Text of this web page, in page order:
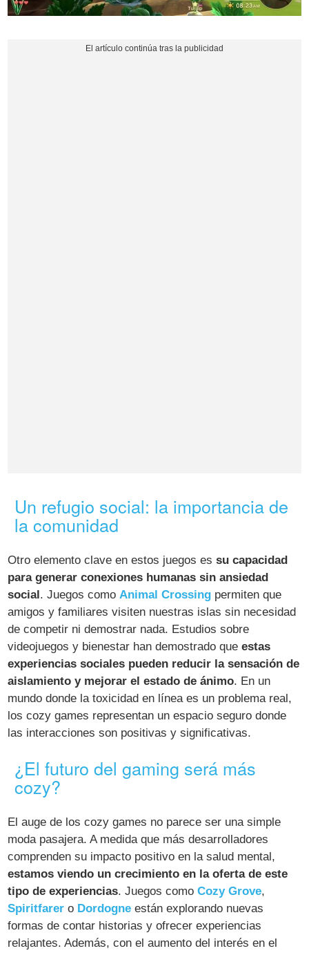
Un refugio social: la importancia de
la comunidad
Otro elemento clave en estos juegos essu capacidad
para generar conexiones humanas sin ansiedad
social. Juegos comoAnimal Crossing permiten que
amigos y familiares visiten nuestras islas sin necesidad
de competir ni demostrar nada. Estudios sobre
videojuegos y bienestar han demostrado que estas
experiencias sociales pueden reducir la sensación de
aislamiento y mejorar el estado de ánimo. En un
mundo donde la toxicidad en línea es un problema real,
los cozy games representan un espacio seguro donde
las interacciones son positivas y significativas.
¿El futuro del gaming será más
cozy?
El auge de los cozy games no parece ser una simple
moda pasajera. A medida que más desarrolladores
comprenden su impacto positivo en la salud mental,
estamos viendo un crecimiento en la oferta de este
tipo de experiencias. Juegos comoCozy Grove,
Spiritfarer o Dordogne están explorando nuevas
formas de contar historias y ofrecer experiencias
relajantes. Además, con el aumento del interés en el